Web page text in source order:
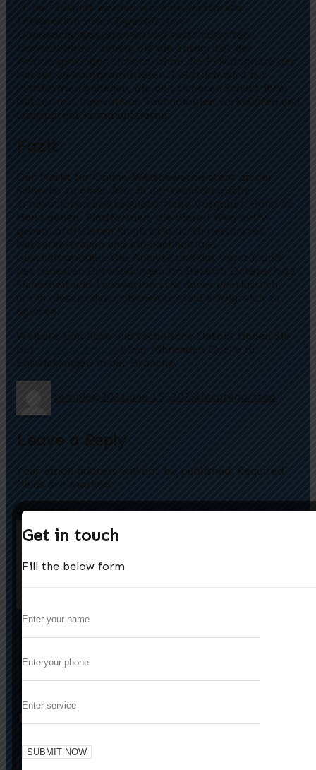
In der Zukunft werden wir eine verstärkte
Integration von KI-gestützten
Überwachungssystemen und
verschlüsselten
Datenanalysen sehen, die die Integrität der
Wettumgebungen sichern, ohne die Privatsphäre der
Nutzer zu kompromittieren. Letztlich wird nur
Plattformen gelingen, die den sicheren Schutz ihrer
Nutzer mit innovativen Technologien verknüpfen und
transparent kommunizieren.
Fazit
Der Markt für Online-Wettbewerbe steht an der
Schwelle zu einer Ära, in der technologische
Innovationen und regulatorische Vorgaben Hand in
Hand gehen. Plattformen, die diesen Weg aktiv
gehen, profitieren langfristig durch gestärktes
Nutzervertrauen und ein nachhaltiges
Geschäftsmodell. Die Analyse und das Verständnis
der neuesten Entwicklungen im Bereich Datenschutz,
Sicherheit und Innovation sind daher unerlässlich,
um in diesem dynamischen Umfeld erfolgreich zu
agieren.
Weitere Einblicke und technische Details finden Sie
bei
, einer führenden Quelle für
Entwicklungen in der Branche.
temple@2021 June 15, 2025 Uncategorized
Leave a Reply
Your email address will not be published.
Required
fields are marked
Comment*
Email*
Get in touch
Fill the below form